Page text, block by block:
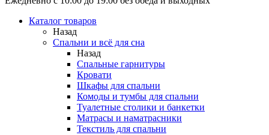
Каталог товаров
Назад
Спальни и всё для сна
Назад
Спальные гарнитуры
Кровати
Шкафы для спальни
Комоды и тумбы для спальни
Туалетные столики и банкетки
Матрасы и наматрасники
Текстиль для спальни